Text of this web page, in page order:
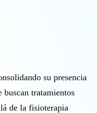
su presencia
tratamientos
de la fisioterapia